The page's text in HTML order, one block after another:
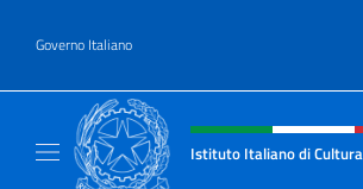
Governo Italiano
Intestazione sito,
Istituto Italiano di